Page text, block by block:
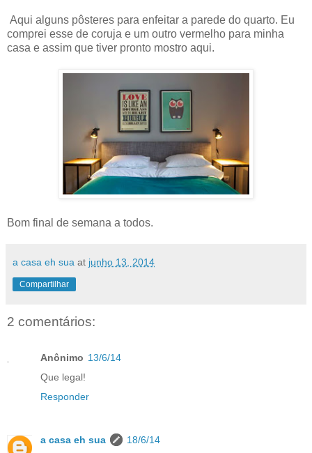
Aqui alguns pôsteres para enfeitar a parede do quarto. Eu
comprei esse de coruja e um outro vermelho para minha
casa e assim que tiver pronto mostro aqui.
Bom final de semana a todos.
a casa eh sua at junho 13, 2014
Compartilhar
2 comentários:
Anônimo 13/6/14
Que legal!
Responder
a casa eh sua
18/6/14